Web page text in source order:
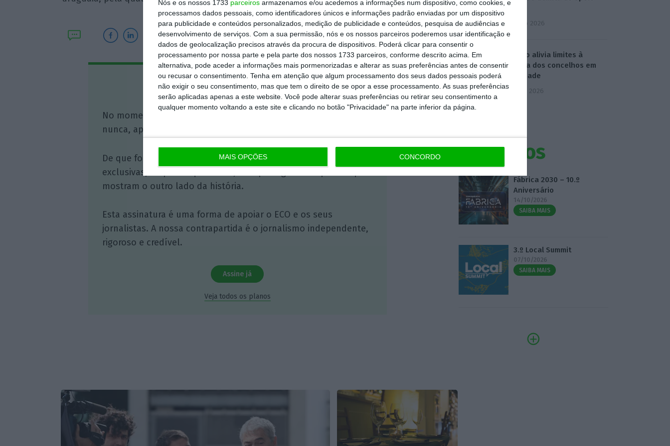
Nós e os nossos 1733 parceiros armazenamos e/ou acedemos a informações num dispositivo, como cookies, e
processamos dados pessoais, como identificadores únicos e informações padrão enviadas por um dispositivo
para publicidade e conteúdos personalizados, medição de publicidade e conteúdos, pesquisa de audiências e
desenvolvimento de serviços. Com a sua permissão, nós e os nossos parceiros poderemos usar identificação e
dados de geolocalização precisos através da procura de dispositivos. Poderá clicar para consentir o
processamento por nossa parte e pela parte dos nossos 1733 parceiros, conforme descrito acima. Em
alternativa, pode aceder a informações mais pormenorizadas e alterar as suas preferências antes de consentir
ou recusar o consentimento. Tenha em atenção que algum processamento dos seus dados pessoais poderá
não exigir o seu consentimento, mas que tem o direito de se opor a esse processamento. As suas preferências
serão aplicadas apenas a este website. Você pode alterar suas preferências ou retirar seu consentimento a
qualquer momento voltando a este site e clicando no botão "Privacidade" na parte inferior da página.
MAIS OPÇÕES CONCORDO
https://eco.sapo.pt/2026/05/15/sporting-contrata-zalazar-ao-sporting-de-braga-por-cinco-epocas-e-um-recorde-de-30-milhoes/ Copiar
Assine o ECO Premium
No momento em que a informação é mais importante do que
nunca, apoie o jornalismo independente e rigoroso.
De que forma? Assine o ECO Premium e tenha acesso a notícias
exclusivas, à opinião que conta, às reportagens e especiais que
mostram o outro lado da história.
Esta assinatura é uma forma de apoiar o ECO e os seus
jornalistas. A nossa contrapartida é o jornalismo independente,
rigoroso e credível.
Assine já
Veja todos os planos
social
6 Agosto 2026
Governo alivia limites à
despesa dos concelhos em
calamidade
7 Agosto 2026
Eventos
Fábrica 2030 – 10.º
Aniversário
14/10/2026
SAIBA MAIS
3.º Local Summit
07/10/2026
SAIBA MAIS